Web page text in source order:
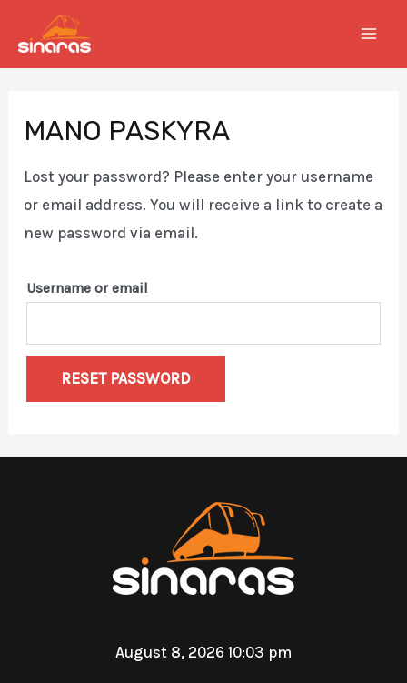
content
MANO PASKYRA
Lost your password? Please enter your username
or email address. You will receive a link to create a
new password via email.
Username or email
RESET PASSWORD
August 8, 2026 10:03 pm